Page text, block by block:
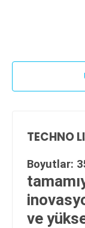
TECHNO
Boyutlar:
ve